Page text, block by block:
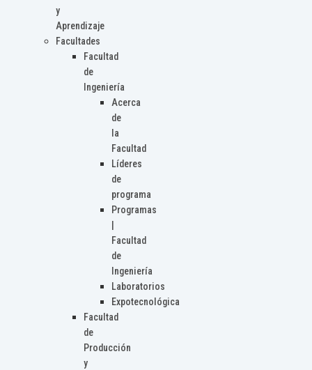
y
Aprendizaje
Facultades
Facultad
de
Ingeniería
Acerca
de
la
Facultad
Líderes
de
programa
Programas
Facultad
de
Ingeniería
Laboratorios
Expotecnológica
Facultad
de
Producción
y